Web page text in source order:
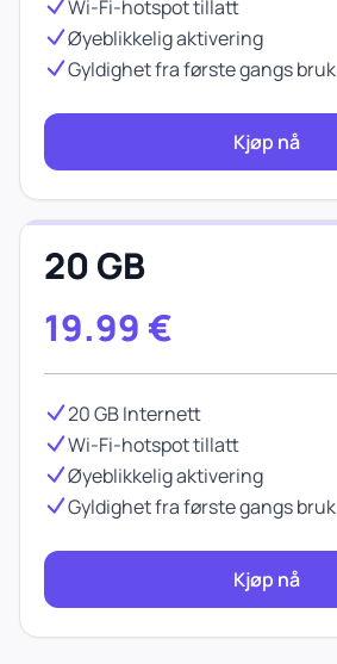
Wi-Fi-hotspot tillatt
Øyeblikkelig aktivering
Gyldighet fra første gangs bruk
Kjøp nå
20 GB
19.99 €
20 GB Internett
Wi-Fi-hotspot tillatt
Øyeblikkelig aktivering
Gyldighet fra første gangs bruk
Kjøp nå